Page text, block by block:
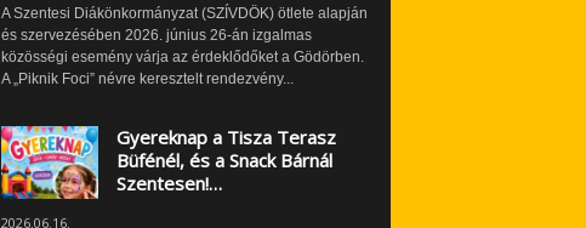
A Szentesi Diákönkormányzat (SZÍVDÖK) ötlete alapján
és szervezésében 2026. június 26-án izgalmas
közösségi esemény várja az érdeklődőket a Gödörben.
A „Piknik Foci” névre keresztelt rendezvény...
Gyereknap a Tisza Terasz
Büfénél, és a Snack Bárnál
Szentesen!…
2026.06.16.